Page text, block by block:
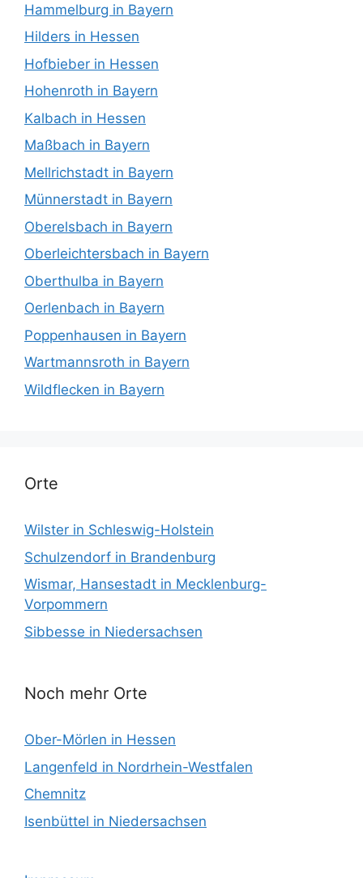
Hammelburg in Bayern
Hilders in Hessen
Hofbieber in Hessen
Hohenroth in Bayern
Kalbach in Hessen
Maßbach in Bayern
Mellrichstadt in Bayern
Münnerstadt in Bayern
Oberelsbach in Bayern
Oberleichtersbach in Bayern
Oberthulba in Bayern
Oerlenbach in Bayern
Poppenhausen in Bayern
Wartmannsroth in Bayern
Wildflecken in Bayern
Orte
Wilster in Schleswig-Holstein
Schulzendorf in Brandenburg
Wismar, Hansestadt in Mecklenburg-
Vorpommern
Sibbesse in Niedersachsen
Noch mehr Orte
Ober-Mörlen in Hessen
Langenfeld in Nordrhein-Westfalen
Chemnitz
Isenbüttel in Niedersachsen